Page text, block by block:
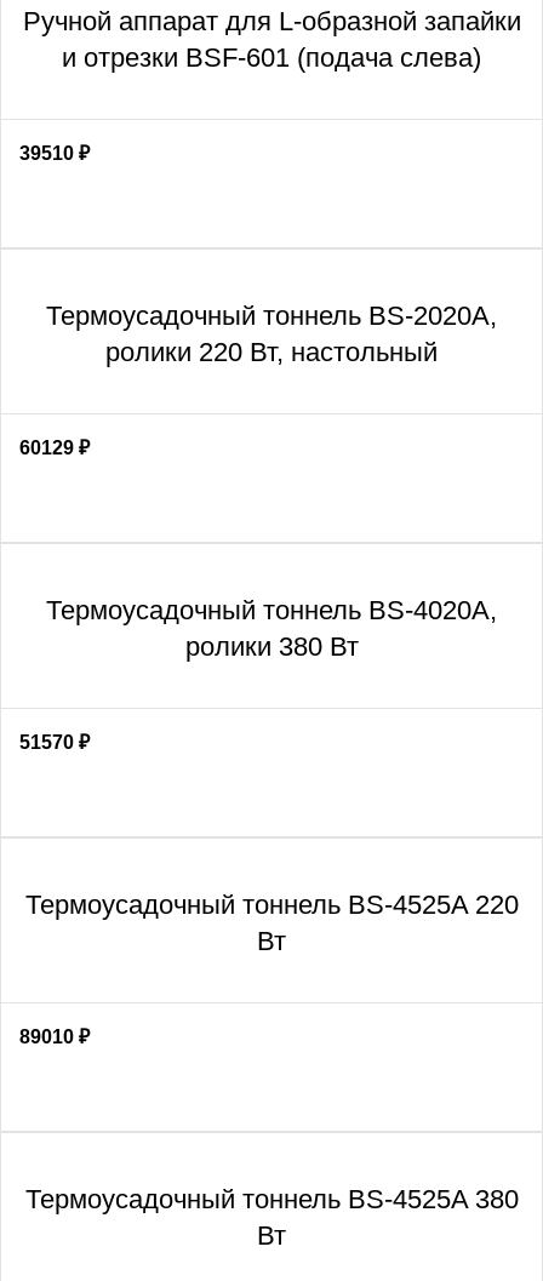
Ручной аппарат для L-образной запайки
и отрезки BSF-601 (подача слева)
39510 ₽
Термоусадочный тоннель BS-2020A,
ролики 220 Вт, настольный
60129 ₽
Термоусадочный тоннель BS-4020A,
ролики 380 Вт
51570 ₽
Термоусадочный тоннель BS-4525A 220
Вт
89010 ₽
Термоусадочный тоннель BS-4525A 380
Вт